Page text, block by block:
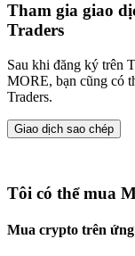
Tham gia giao
Traders
Sau khi đăng ký trên
MORE, bạn cũng có
Traders.
Giao dịch sao chép
Tôi có thể mua
Mua crypto trên